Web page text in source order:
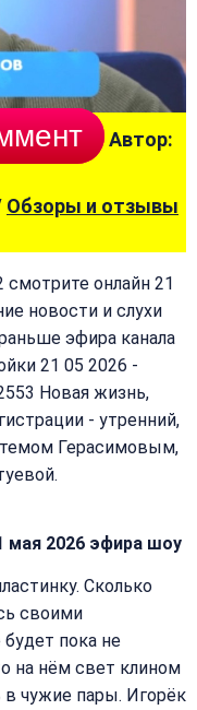
Автор:
Обзоры и отзывы
онлайн 21
новости и слухи
эфира канала
21 05 2026 -
Новая жизнь,
- утренний,
Герасимовым,
мая 2026 эфира шоу
Сколько
своими
пока не
на нём свет клином
в чужие пары. Игорёк